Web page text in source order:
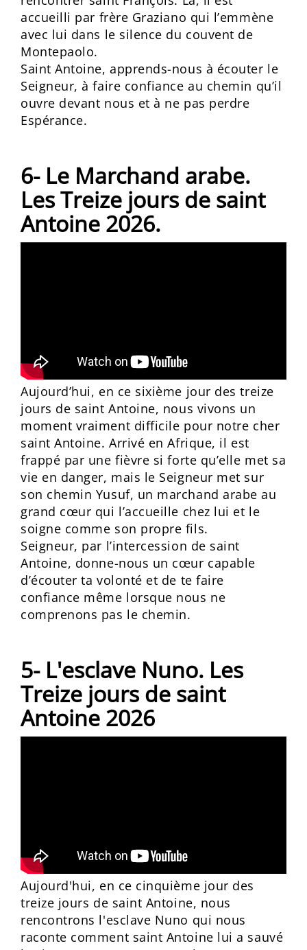
accueilli par frère Graziano qui l’emmène
avec lui dans le silence du couvent de
Montepaolo.
Saint Antoine, apprends-nous à écouter le
Seigneur, à faire confiance au chemin qu’il
ouvre devant nous et à ne pas perdre
Espérance.
6- Le Marchand arabe.
Les Treize jours de saint
Antoine 2026.
Aujourd’hui, en ce sixième jour des treize
jours de saint Antoine, nous vivons un
moment vraiment difficile pour notre cher
saint Antoine. Arrivé en Afrique, il est
frappé par une fièvre si forte qu’elle met sa
vie en danger, mais le Seigneur met sur
son chemin Yusuf, un marchand arabe au
grand cœur qui l’accueille chez lui et le
soigne comme son propre fils.
Seigneur, par l’intercession de saint
Antoine, donne-nous un cœur capable
d’écouter ta volonté et de te faire
confiance même lorsque nous ne
comprenons pas le chemin.
5- L'esclave Nuno. Les
Treize jours de saint
Antoine 2026
Aujourd'hui, en ce cinquième jour des
treize jours de saint Antoine, nous
rencontrons l'esclave Nuno qui nous
raconte comment saint Antoine lui a sauvé